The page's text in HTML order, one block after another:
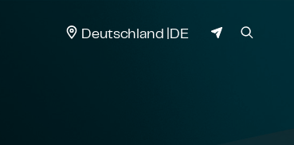
JURISDIKTION
Deutschland DE